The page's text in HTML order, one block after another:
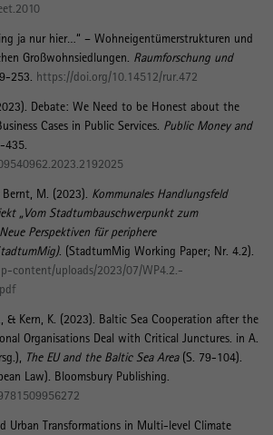
ja nur hier…“ – Wohneigentümerstrukturen und
Großwohnsiedlungen Raumforschung und
253. https://doi.org/10.14512/rur.472
Debate: We Need to be Honest about the
Cases in Public Services Public Money and
435.
Bernt, M. (2023). Kommunales Handlungsfeld
„Vom Stadtumbauschwerpunkt zum
Perspektiven für periphere
. (StadtumMig Working Paper; Nr. 4.2).
content/uploads/2023/07/WP4.2.-
, & Kern, K. (2023). Baltic Sea Cooperation after the
Organisations Deal with Critical Junctures . in A.
The EU and the Baltic Sea Area (S. 79-104).
Law). Bloomsbury Publishing.
Urban Transformations in Multi-level Climate